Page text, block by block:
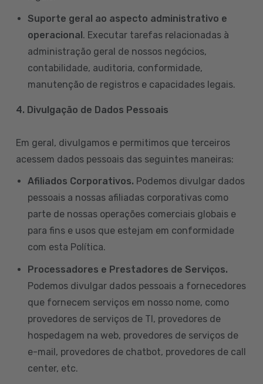
Suporte geral ao aspecto administrativo e
operacional. Executar tarefas relacionadas à
administração geral de nossos negócios,
contabilidade, auditoria, conformidade,
manutenção de registros e capacidades legais.
4. Divulgação de Dados Pessoais
Em geral, divulgamos e permitimos que terceiros
acessem dados pessoais das seguintes maneiras:
Afiliados Corporativos. Podemos divulgar dados
pessoais a nossas afiliadas corporativas como
parte de nossas operações comerciais globais e
para fins e usos que estejam em conformidade
com esta Política.
Processadores e Prestadores de Serviços.
Podemos divulgar dados pessoais a fornecedores
que fornecem serviços em nosso nome, como
provedores de serviços de TI, provedores de
hospedagem na web, provedores de serviços de
e-mail, provedores de chatbot, provedores de call
center, etc.